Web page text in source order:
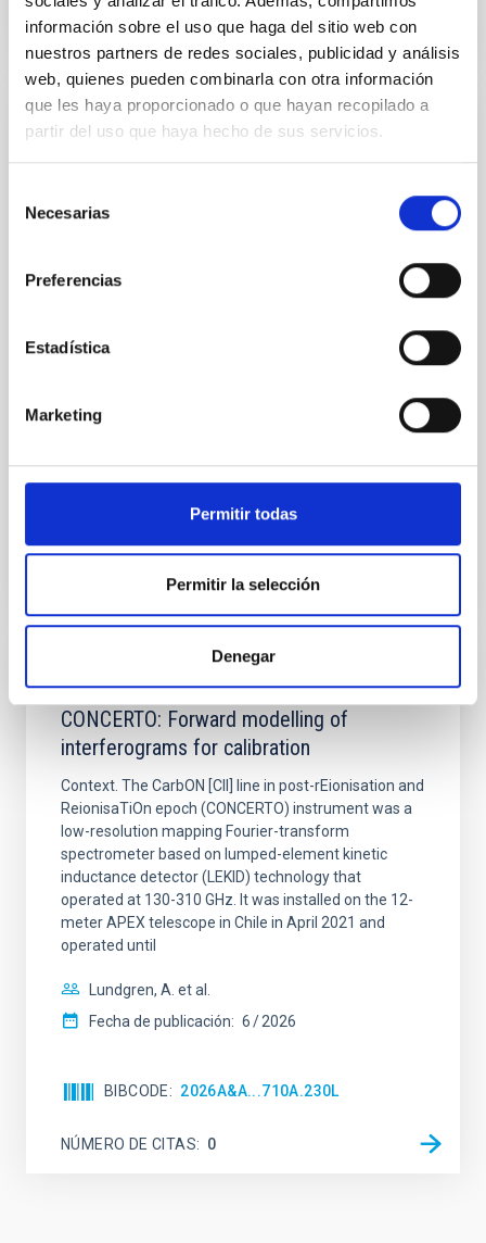
información sobre el uso que haga del sitio web con
nuestros partners de redes sociales, publicidad y análisis
web, quienes pueden combinarla con otra información
que les haya proporcionado o que hayan recopilado a
partir del uso que haya hecho de sus servicios.
Necesarias
Preferencias
Estadística
Marketing
Permitir todas
Permitir la selección
Denegar
NÚMERO DE CITAS 1
CON ÁRBITRO
Joining forces: 30 years of optical
2237+0305, the Einstein Cross, including
technique. This technique uses a region far enough
Fecha de publicación: 6 2026
NÚMERO DE CITAS 0
CON ÁRBITRO
CONCERTO: Forward modelling of
interferograms for calibration
Context. The CarbON [CII] line in post-rEionisation and
ReionisaTiOn epoch (CONCERTO) instrument was a
low-resolution mapping Fourier-transform
spectrometer based on lumped-element kinetic
inductance detector (LEKID) technology that
operated at 130-310 GHz. It was installed on the 12-
meter APEX telescope in Chile in April 2021 and
operated until
Lundgren, A. et al.
Fecha de publicación: 6 2026
BIBCODE 2026A&A...710A.230L
NÚMERO DE CITAS 0